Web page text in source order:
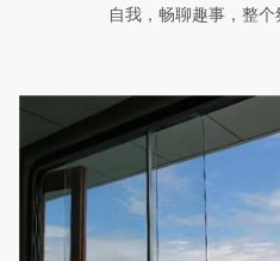
自我，畅聊趣事，整个